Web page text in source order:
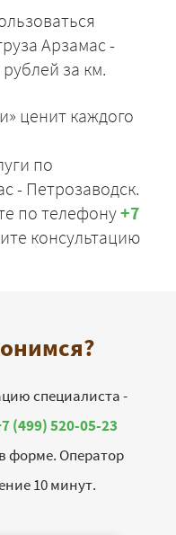
Арзамас -
за км.
ценит каждого
по
- Петрозаводск.
по телефону+7
консультацию
специалиста -
(499) 520-05-23
форме. Оператор
10 минут.